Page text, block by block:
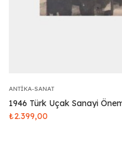
ANTIKA-SANAT
1946 Türk Uçak Sanayi
₺2.399,00